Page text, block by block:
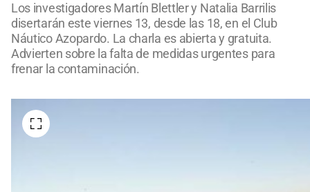
Los investigadores Martín Blettler y Natalia Barrilis
disertarán este viernes 13, desde las 18, en el Club
Náutico Azopardo. La charla es abierta y gratuita.
Advierten sobre la falta de medidas urgentes para
frenar la contaminación.